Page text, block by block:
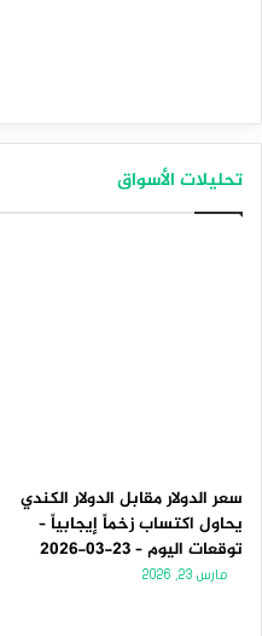
تحليلات الأسواق
سعر الدولار مقابل الدولار الكندي
يحاول اكتساب زخماً إيجابياً –
توقعات اليوم – 23-03-2026
مارس 23, 2026